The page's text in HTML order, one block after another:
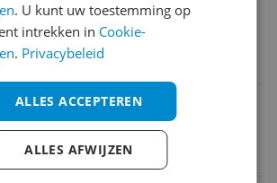
marktdeelnemer in de EU
volgt nog / Ces informations suivro
marktdeelnemer in de EU
volgt nog / Ces informations suivro
. U kunt uw toestemming op
intrekken in Cookie-
. Privacybeleid
ALLES ACCEPTEREN
ALLES AFWIJZEN